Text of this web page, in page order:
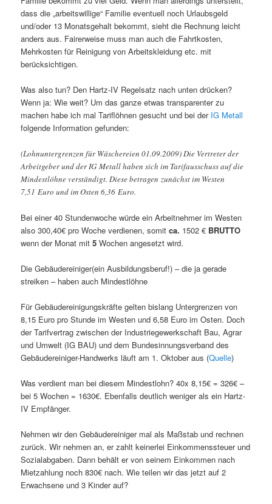
dass die „arbeitswillige“ Familie eventuell noch Urlaubsgeld
und/oder 13 Monatsgehalt bekommt, sieht die Rechnung leicht
anders aus. Fairerweise muss man auch die Fahrtkosten,
Mehrkosten für Reinigung von Arbeitskleidung etc. mit
berücksichtigen.
Was also tun? Den Hartz-IV Regelsatz nach unten drücken?
Wenn ja: Wie weit? Um das ganze etwas transparenter zu
machen habe ich mal Tariflöhnen gesucht und bei der IG Metall
folgende Information gefunden:
(Lohnuntergrenzen für Wäschereien 01.09.2009) Die Vertreter der
Arbeitgeber und der IG Metall haben sich im Tarifausschuss auf die
Mindestlöhne verständigt. Diese betragen zunächst im Westen
7,51 Euro und im Osten 6,36 Euro.
Bei einer 40 Stundenwoche würde ein Arbeitnehmer im Westen
also 300,40€ pro Woche verdienen, somitca. 1502 € BRUTTO
wenn der Monat mit5Wochen angesetzt wird.
Die Gebäudereiniger(ein Ausbildungsberuf!) – die ja gerade
streiken – haben auch Mindestlöhne
Für Gebäudereinigungskräfte gelten bislang Untergrenzen von
8,15 Euro pro Stunde im Westen und 6,58 Euro im Osten. Doch
der Tarifvertrag zwischen der Industriegewerkschaft Bau, Agrar
und Umwelt (IG BAU) und dem Bundesinnungsverband des
Gebäudereiniger-Handwerks läuft am 1. Oktober aus (Quelle)
Was verdient man bei diesem Mindestlohn? 40x 8,15€ = 326€ –
bei 5 Wochen = 1630€. Ebenfalls deutlich weniger als ein Hartz-
IV Empfänger.
Nehmen wir den Gebäudereiniger mal als Maßstab und rechnen
zurück. Wir nehmen an, er zahlt keinerlei Einkommenssteuer und
Sozialabgaben. Dann behält er von seinem Einkommen nach
Mietzahlung noch 830€ nach. Wie teilen wir das jetzt auf 2
Erwachsene und 3 Kinder auf?